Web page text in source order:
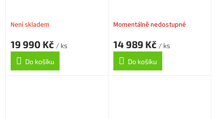
Není skladem
19 990 Kč / ks
Do košíku
Momentálně nedostupné
14 989 Kč / ks
Do košíku